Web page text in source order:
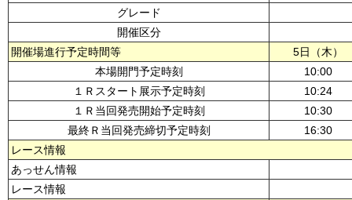
グレード
開催区分
開催場進行予定時間等
5日（木）
本場開門予定時刻
10:00
１Ｒスタート展示予定時刻
10:24
１Ｒ当回発売開始予定時刻
10:30
最終Ｒ当回発売締切予定時刻
16:30
レース情報
あっせん情報
レース情報